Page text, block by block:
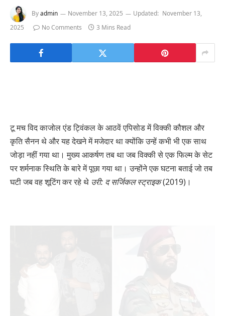
Byadmin November 13, 2025 Updated: November 13,
2025
No Comments 3 Mins Read
टू मच विद काजोल एंड ट्विंकल के आठवें एपिसोड में विक्की कौशल और
कृति सैनन थे और यह देखने में मजेदार था क्योंकि उन्हें कभी भी एक साथ
जोड़ा नहीं गया था। मुख्य आकर्षण तब था जब विक्की से एक फिल्म के सेट
पर शर्मनाक स्थिति के बारे में पूछा गया था। उन्होंने एक घटना बताई जो तब
घटी जब वह शूटिंग कर रहे थे उरी: द सर्जिकल स्ट्राइक(2019)।